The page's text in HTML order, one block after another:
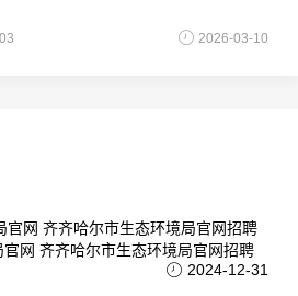
2026-03-10
网 齐齐哈尔市生态环境局官网招聘
2024-12-31